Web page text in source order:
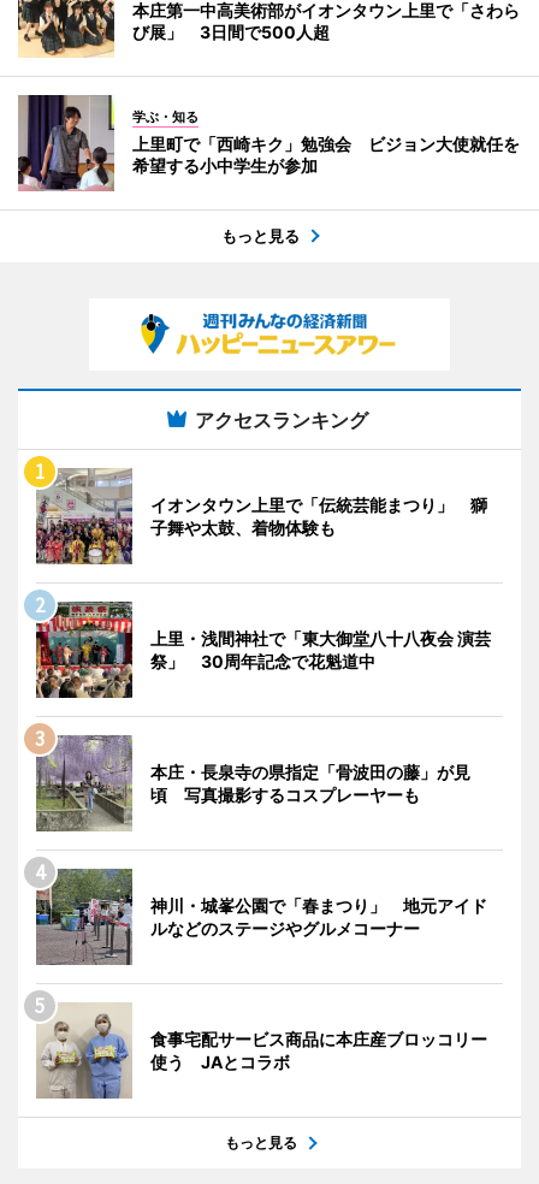
本庄第一中高美術部がイオンタウン上里で「さわら
び展」 3日間で500人超
学ぶ・知る
上里町で「西崎キク」勉強会 ビジョン大使就任を
希望する小中学生が参加
もっと見る
アクセスランキング
イオンタウン上里で「伝統芸能まつり」 獅
子舞や太鼓、着物体験も
上里・浅間神社で「東大御堂八十八夜会 演芸
祭」 30周年記念で花魁道中
本庄・長泉寺の県指定「骨波田の藤」が見
頃 写真撮影するコスプレーヤーも
神川・城峯公園で「春まつり」 地元アイド
ルなどのステージやグルメコーナー
食事宅配サービス商品に本庄産ブロッコリー
使う JAとコラボ
もっと見る